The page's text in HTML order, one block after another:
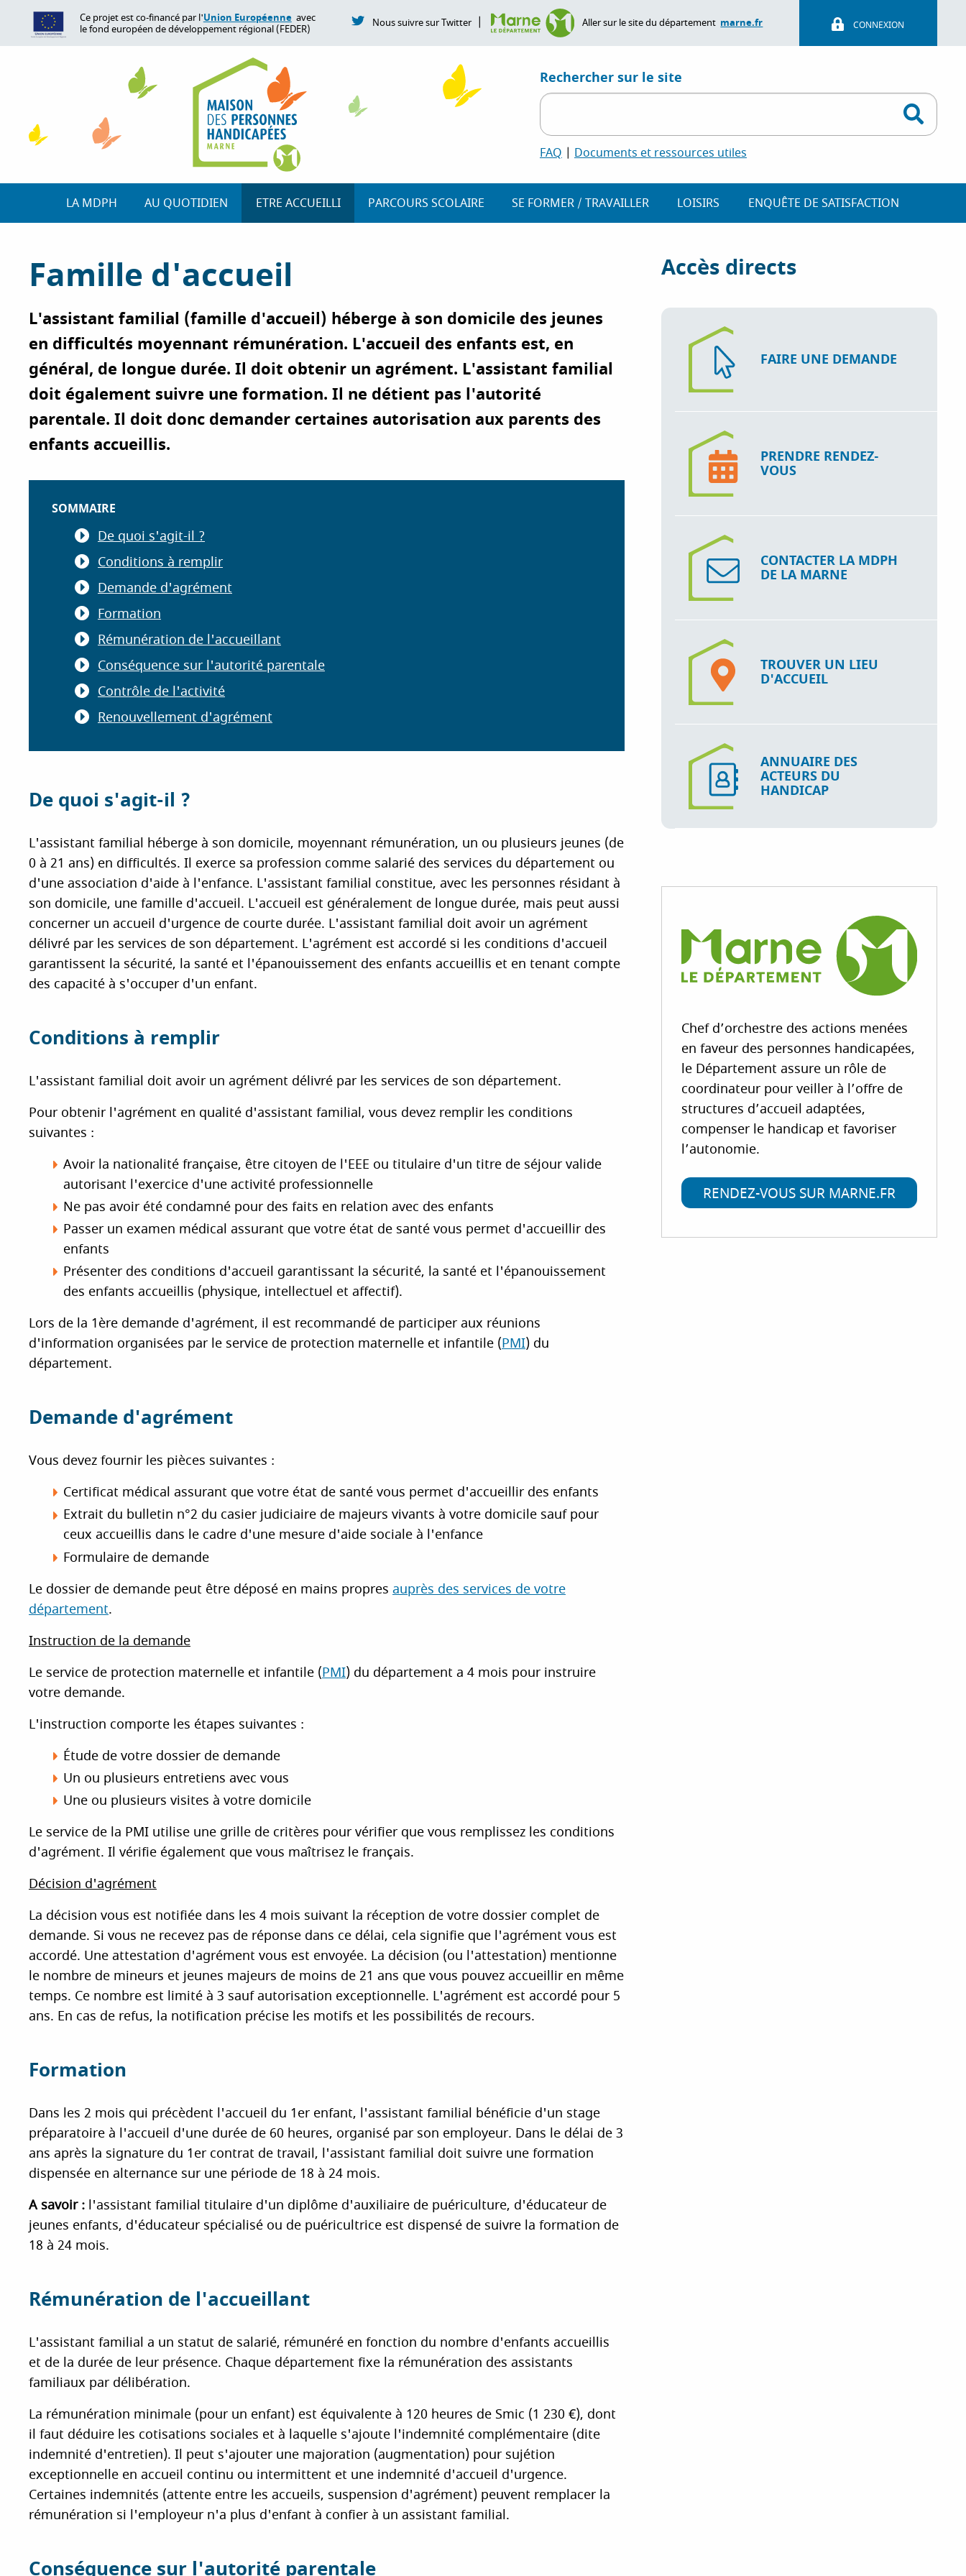
l
t
Ce projet est co-financé par l'Union Européenne avec
le fond européen de développement régional (FEDER)
Nous suivre sur Twitter | Aller sur le site du département marne.fr CONNEXION
Rechercher sur le site
FAQ Documents et ressources utiles
LA MDPH AU QUOTIDIEN ETRE ACCUEILLI PARCOURS SCOLAIRE SE FORMER / TRAVAILLER LOISIRS ENQUÊTE DE SATISFACTION
Famille d'accueil
L'assistant familial (famille d'accueil) héberge à son domicile des jeunes
en difficultés moyennant rémunération. L'accueil des enfants est, en
général, de longue durée. Il doit obtenir un agrément. L'assistant familial
doit également suivre une formation. Il ne détient pas l'autorité
parentale. Il doit donc demander certaines autorisation aux parents des
enfants accueillis.
SOMMAIRE
De quoi s'agit-il ?
Conditions à remplir
Demande d'agrément
Formation
Rémunération de l'accueillant
Conséquence sur l'autorité parentale
Contrôle de l'activité
Renouvellement d'agrément
De quoi s'agit-il ?
L'assistant familial héberge à son domicile, moyennant rémunération, un ou plusieurs jeunes (de
0 à 21 ans) en difficultés. Il exerce sa profession comme salarié des services du département ou
d'une association d'aide à l'enfance. L'assistant familial constitue, avec les personnes résidant à
son domicile, une famille d'accueil. L'accueil est généralement de longue durée, mais peut aussi
concerner un accueil d'urgence de courte durée. L'assistant familial doit avoir un agrément
délivré par les services de son département. L'agrément est accordé si les conditions d'accueil
garantissent la sécurité, la santé et l'épanouissement des enfants accueillis et en tenant compte
des capacité à s'occuper d'un enfant.
Conditions à remplir
L'assistant familial doit avoir un agrément délivré par les services de son département.
Pour obtenir l'agrément en qualité d'assistant familial, vous devez remplir les conditions
suivantes :
Avoir la nationalité française, être citoyen de l'EEE ou titulaire d'un titre de séjour valide
autorisant l'exercice d'une activité professionnelle
Ne pas avoir été condamné pour des faits en relation avec des enfants
Passer un examen médical assurant que votre état de santé vous permet d'accueillir des
enfants
Présenter des conditions d'accueil garantissant la sécurité, la santé et l'épanouissement
des enfants accueillis (physique, intellectuel et affectif).
Lors de la 1ère demande d'agrément, il est recommandé de participer aux réunions
d'information organisées par le service de protection maternelle et infantile (PMI) du
département.
Demande d'agrément
Vous devez fournir les pièces suivantes :
Certificat médical assurant que votre état de santé vous permet d'accueillir des enfants
Extrait du bulletin n°2 du casier judiciaire de majeurs vivants à votre domicile sauf pour
ceux accueillis dans le cadre d'une mesure d'aide sociale à l'enfance
Formulaire de demande
Le dossier de demande peut être déposé en mains propres auprès des services de votre
département.
Instruction de la demande
Le service de protection maternelle et infantile (PMI) du département a 4 mois pour instruire
votre demande.
L'instruction comporte les étapes suivantes :
Étude de votre dossier de demande
Un ou plusieurs entretiens avec vous
Une ou plusieurs visites à votre domicile
Le service de la PMI utilise une grille de critères pour vérifier que vous remplissez les conditions
d'agrément. Il vérifie également que vous maîtrisez le français.
Décision d'agrément
La décision vous est notifiée dans les 4 mois suivant la réception de votre dossier complet de
demande. Si vous ne recevez pas de réponse dans ce délai, cela signifie que l'agrément vous est
accordé. Une attestation d'agrément vous est envoyée. La décision (ou l'attestation) mentionne
le nombre de mineurs et jeunes majeurs de moins de 21 ans que vous pouvez accueillir en même
temps. Ce nombre est limité à 3 sauf autorisation exceptionnelle. L'agrément est accordé pour 5
ans. En cas de refus, la notification précise les motifs et les possibilités de recours.
Formation
Dans les 2 mois qui précèdent l'accueil du 1er enfant, l'assistant familial bénéficie d'un stage
préparatoire à l'accueil d'une durée de 60 heures, organisé par son employeur. Dans le délai de 3
ans après la signature du 1er contrat de travail, l'assistant familial doit suivre une formation
dispensée en alternance sur une période de 18 à 24 mois.
A savoir : l'assistant familial titulaire d'un diplôme d'auxiliaire de puériculture, d'éducateur de
jeunes enfants, d'éducateur spécialisé ou de puéricultrice est dispensé de suivre la formation de
18 à 24 mois.
Rémunération de l'accueillant
L'assistant familial a un statut de salarié, rémunéré en fonction du nombre d'enfants accueillis
et de la durée de leur présence. Chaque département fixe la rémunération des assistants
familiaux par délibération.
La rémunération minimale (pour un enfant) est équivalente à 120 heures de Smic (1 230 €), dont
il faut déduire les cotisations sociales et à laquelle s'ajoute l'indemnité complémentaire (dite
indemnité d'entretien). Il peut s'ajouter une majoration (augmentation) pour sujétion
exceptionnelle en accueil continu ou intermittent et une indemnité d'accueil d'urgence.
Certaines indemnités (attente entre les accueils, suspension d'agrément) peuvent remplacer la
rémunération si l'employeur n'a plus d'enfant à confier à un assistant familial.
Conséquence sur l'autorité parentale
Accès directs
FAIRE UNE DEMANDE
PRENDRE RENDEZ-
VOUS
CONTACTER LA MDPH
DE LA MARNE
TROUVER UN LIEU
D'ACCUEIL
ANNUAIRE DES
ACTEURS DU
HANDICAP
Chef d’orchestre des actions menées
en faveur des personnes handicapées,
le Département assure un rôle de
coordinateur pour veiller à l’offre de
structures d’accueil adaptées,
compenser le handicap et favoriser
l’autonomie.
RENDEZ-VOUS SUR MARNE.FR